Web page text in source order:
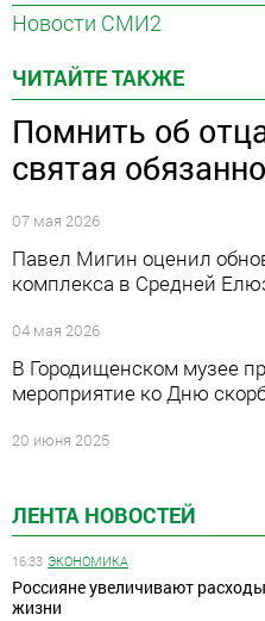
ЛЕНТА НОВОСТЕЙ
16:33 ЭКОНОМИКА
Россияне увеличивают
жизни
Новости СМИ2
ЧИТАЙТЕ ТАКЖЕ
Помнить об
святая
07 мая 2026
Павел Мигин оценил
комплекса в Средней
04 мая 2026
В Городищенском музее
мероприятие ко Дню
20 июня 2025